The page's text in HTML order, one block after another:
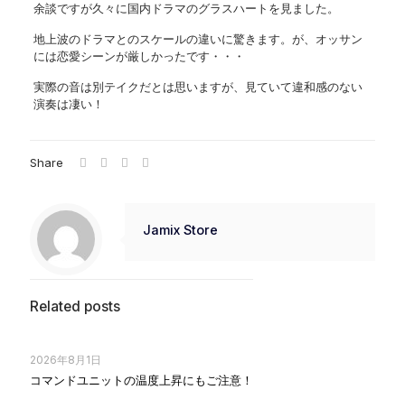
余談ですが久々に国内ドラマのグラスハートを見ました。
地上波のドラマとのスケールの違いに驚きます。が、オッサン
には恋愛シーンが厳しかったです・・・
実際の音は別テイクだとは思いますが、見ていて違和感のない
演奏は凄い！
Share
Jamix Store
Related posts
2026年8月1日
コマンドユニットの温度上昇にもご注意！